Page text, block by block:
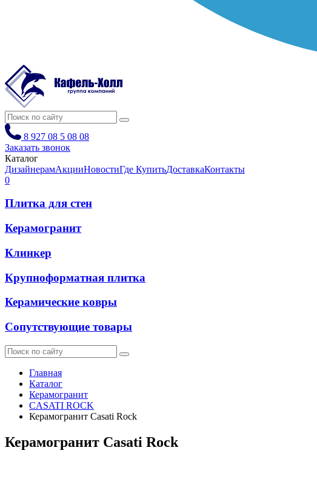
8 927 08 5 08 08
Заказать звонок
Каталог
ДизайнерамАкцииНовостиГде КупитьДоставкаКонтакты
0
Плитка для стен
Керамогранит
Клинкер
Крупноформатная плитка
Керамические ковры
Сопутствующие товары
Главная
Каталог
Керамогранит
CASATI ROCK
Керамогранит Casati Rock
Керамогранит Casati Rock